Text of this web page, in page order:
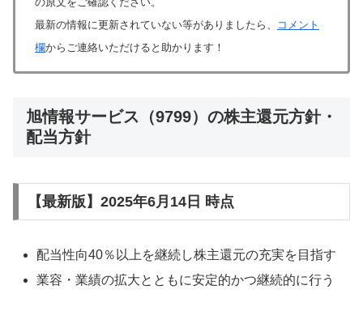
最新の情報に更新されていない等がありましたら、
コメント
欄からご連絡いただけると助かります！
旭情報サービス（9799）の株主還元方針・
配当方針
【最新版】2025年6月14日 時点
配当性向40％以上を継続し株主還元の充実を目指す
業容・業績の拡大とともに安定的かつ継続的に行う